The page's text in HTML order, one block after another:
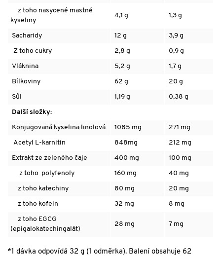
z toho nasycené mastné
kyseliny
4,1 g 1,3 g
Sacharidy 12 g 3,9 g
Z toho cukry 2,8 g 0,9 g
Vláknina 5,2 g 1,7 g
Bílkoviny 62 g 20 g
Sůl 1,19 g 0,38 g
Další složky:
Konjugovaná kyselina linolová 1085 mg 271 mg
Acetyl L-karnitin 848mg 212 mg
Extrakt ze zeleného čaje 400 mg 100 mg
z toho polyfenoly 160 mg 40 mg
z toho katechiny 80 mg 20 mg
z toho kofein 32 mg 8 mg
z toho EGCG
(epigalokatechingalát)
28 mg 7 mg
*1 dávka odpovídá 32 g (1 odměrka). Balení obsahuje 62